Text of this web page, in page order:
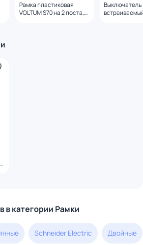
Рамка пластиковая
VOLTUM S70 на 2 поста,
Выключатель
в категории Рамки
Schneider Electric Двойные